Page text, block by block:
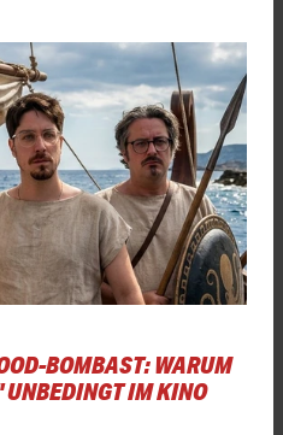
BOMBAST: WARUM
UNBEDINGT IM KINO